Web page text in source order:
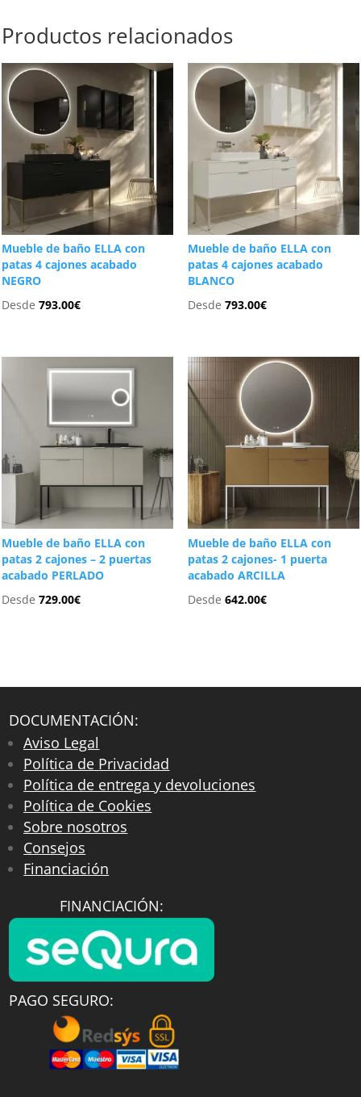
Productos relacionados
Mueble de baño ELLA con
patas 4 cajones acabado
NEGRO
Desde793.00€
Mueble de baño ELLA con
patas 4 cajones acabado
BLANCO
Desde 793.00€
Mueble de baño ELLA con
patas 2 cajones – 2 puertas
acabado PERLADO
Desde729.00€
Mueble de baño ELLA con
patas 2 cajones- 1 puerta
acabado ARCILLA
Desde 642.00€
DOCUMENTACIÓN:
Aviso Legal
Política de Privacidad
Política de entrega y devoluciones
Política de Cookies
Sobre nosotros
Consejos
Financiación
FINANCIACIÓN:
PAGO SEGURO: